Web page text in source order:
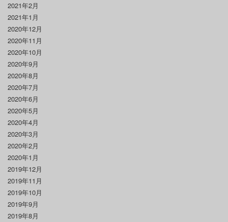
2021年2月
2021年1月
2020年12月
2020年11月
2020年10月
2020年9月
2020年8月
2020年7月
2020年6月
2020年5月
2020年4月
2020年3月
2020年2月
2020年1月
2019年12月
2019年11月
2019年10月
2019年9月
2019年8月